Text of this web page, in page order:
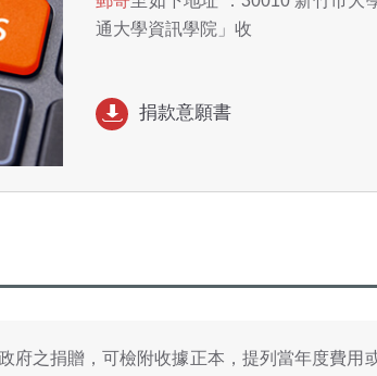
通大學資訊學院」收
捐款意願書
府之捐贈，可檢附收據正本，提列當年度費